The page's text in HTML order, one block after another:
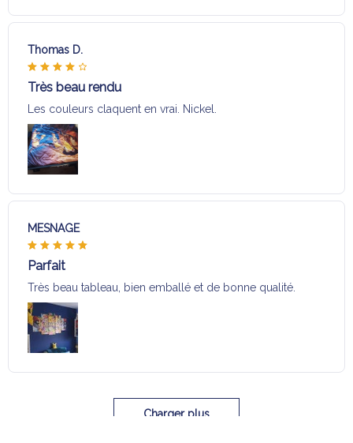
Thomas D.
Très beau rendu
Les couleurs claquent en vrai. Nickel.
MESNAGE
Parfait
Très beau tableau, bien emballé et de bonne qualité.
Charger plus